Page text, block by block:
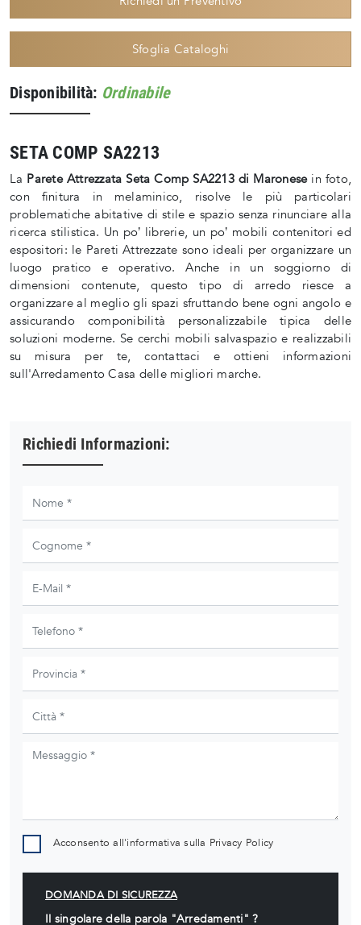
Sfoglia Cataloghi
Disponibilità: Ordinabile
SETA COMP SA2213
La Parete Attrezzata Seta Comp SA2213 di Maronesein foto,
con finitura in melaminico, risolve le più particolari
problematiche abitative di stile e spazio senza rinunciare alla
ricerca stilistica. Un po’ librerie, un po’ mobili contenitori ed
espositori: le Pareti Attrezzate sono ideali per organizzare un
luogo pratico e operativo. Anche in un soggiorno di
dimensioni contenute, questo tipo di arredo riesce a
organizzare al meglio gli spazi sfruttando bene ogni angolo e
assicurando componibilità personalizzabile tipica delle
soluzioni moderne. Se cerchi mobili salvaspazio e realizzabili
su misura per te, contattaci e ottieni informazioni
sull'Arredamento Casa delle migliori marche.
Richiedi Informazioni:
Acconsento all'informativa sulla Privacy Policy
DOMANDA DI SICUREZZA
Il singolare della parola "Arredamenti" ?